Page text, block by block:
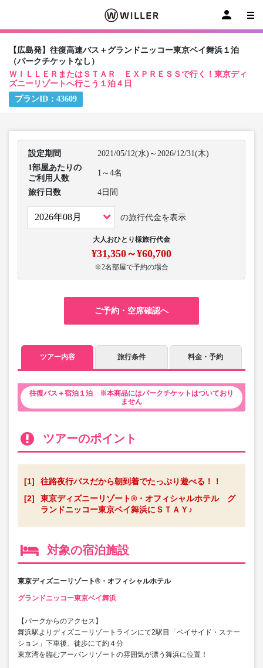
【広島発】往復高速バス＋グランドニッコー東京ベイ舞浜１泊
（パークチケットなし）
ＷＩＬＬＥＲまたはＳＴＡＲ ＥＸＰＲＥＳＳで行く！東京ディ
ズニーリゾートへ行こう１泊４日
プランID： 43609
設定期間
2021/05/12(水)～2026/12/31(木)
1部屋あたりの
ご利用人数
1～4名
旅行日数 4日間
の旅行代金を表示
大人おひとり様旅行代金
¥31,350～¥60,700
※2名部屋で予約の場合
ご予約・空席確認へ
ツアー内容 旅行条件 料金・予約
往復バス＋宿泊１泊 ※本商品にはパークチケットはついており
ません
ツアーのポイント
[1]
往路夜行バスだから朝到着でたっぷり遊べる！！
[2]
東京ディズニーリゾート®・オフィシャルホテル グ
ランドニッコー東京ベイ舞浜にＳＴＡＹ♪
対象の宿泊施設
東京ディズニーリゾート®・オフィシャルホテル
グランドニッコー東京ベイ舞浜
【パークからのアクセス】
舞浜駅よりディズニーリゾートラインにて2駅目「ベイサイド・ステー
ション」下車後、徒歩にて約４分
東京湾を臨むアーバンリゾートの雰囲気が漂う舞浜に位置！